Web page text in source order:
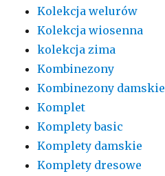
Kolekcja welurów
Kolekcja wiosenna
kolekcja zima
Kombinezony
Kombinezony damskie
Komplet
Komplety basic
Komplety damskie
Komplety dresowe